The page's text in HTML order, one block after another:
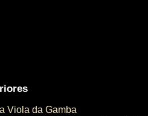
Viola da Gamba